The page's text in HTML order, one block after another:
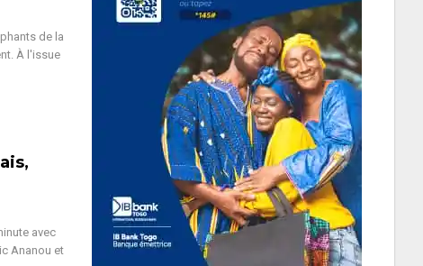
de la
À l'issue
avec
Ananou et